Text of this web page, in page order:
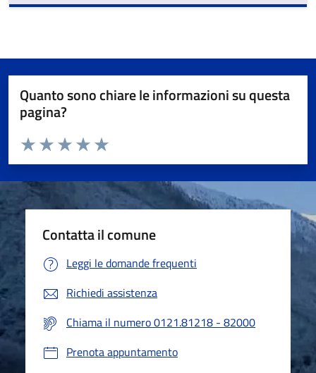
Quanto sono chiare le informazioni su questa
pagina?
Valuta da 1 a 5 stelle la pagina
Valuta 5 stelle su 5
Valuta 4 stelle su 5
Valuta 3 stelle su 5
Valuta 2 stelle su 5
Valuta 1 stelle su 5
Contatta il comune
Leggi le domande frequenti
Richiedi assistenza
Chiama il numero 0121.81218 - 82000
Prenota appuntamento